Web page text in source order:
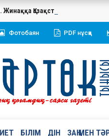
Жинаққа Қазақстан
Фотобаян PDF нұсқа
БІЛІМ ДІН ЗАҢ МЕН